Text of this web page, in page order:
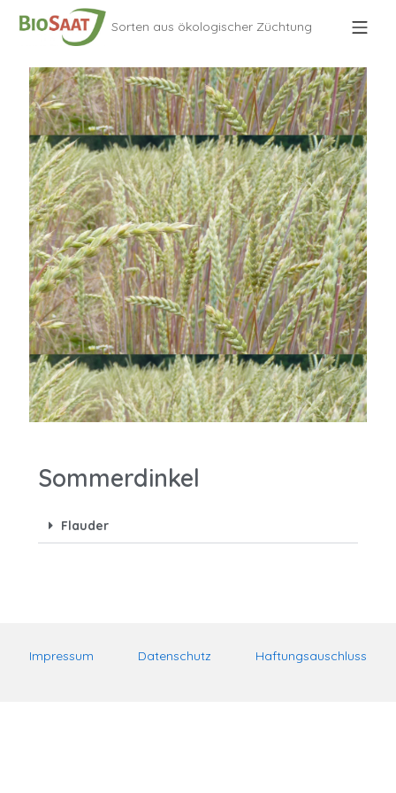
Sorten aus ökologischer Züchtung
Sommerdinkel
Flauder
Impressum Datenschutz Haftungsauschluss